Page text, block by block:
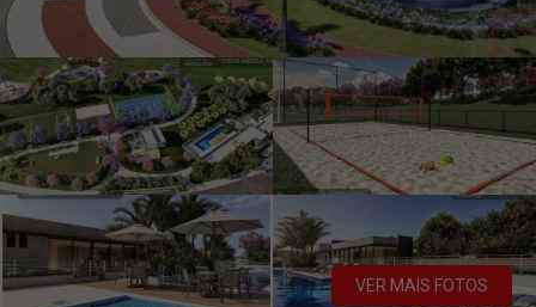
VER MAIS FOTOS